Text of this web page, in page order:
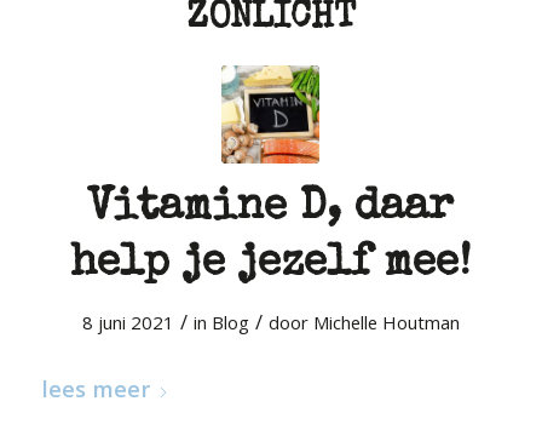
ZONLICHT
Vitamine D, daar
help je jezelf mee!
8 juni 2021 / in Blog / door Michelle Houtman
lees meer